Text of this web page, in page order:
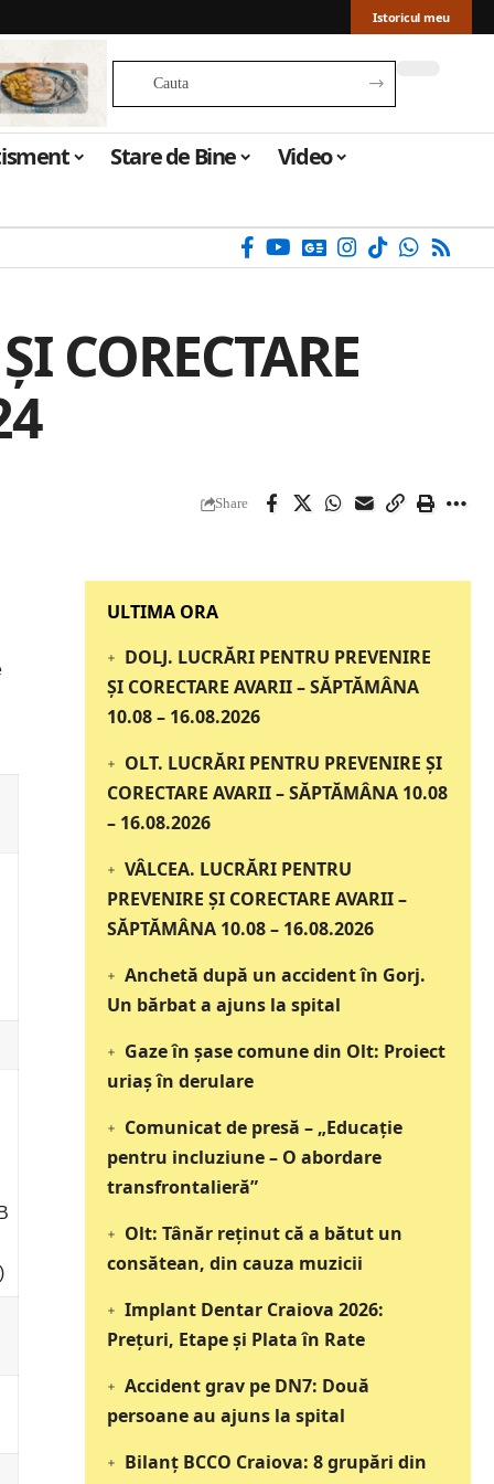
Istoricul meu
Stare de Bine Video
CORECTARE
Share
‎‎‎‎‎‎‎ULTIMA ORA
DOLJ. LUCRĂRI PENTRU PREVENIRE
ȘI CORECTARE AVARII – SĂPTĂMÂNA
10.08 – 16.08.2026
OLT. LUCRĂRI PENTRU PREVENIRE ȘI
CORECTARE AVARII – SĂPTĂMÂNA 10.08
– 16.08.2026
VÂLCEA. LUCRĂRI PENTRU
PREVENIRE ȘI CORECTARE AVARII –
SĂPTĂMÂNA 10.08 – 16.08.2026
Anchetă după un accident în Gorj.
Un bărbat a ajuns la spital
Gaze în șase comune din Olt: Proiect
uriaș în derulare
Comunicat de presă – „Educație
pentru incluziune – O abordare
transfrontalieră”
Olt: Tânăr reţinut că a bătut un
consătean, din cauza muzicii
Implant Dentar Craiova 2026:
Preţuri, Etape şi Plata în Rate
Accident grav pe DN7: Două
persoane au ajuns la spital
Bilanț BCCO Craiova: 8 grupări din